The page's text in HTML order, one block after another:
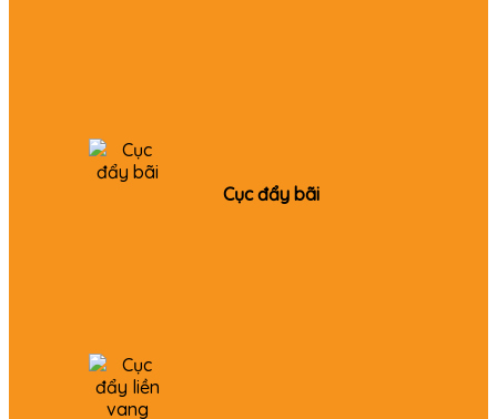
Cục đẩy bãi